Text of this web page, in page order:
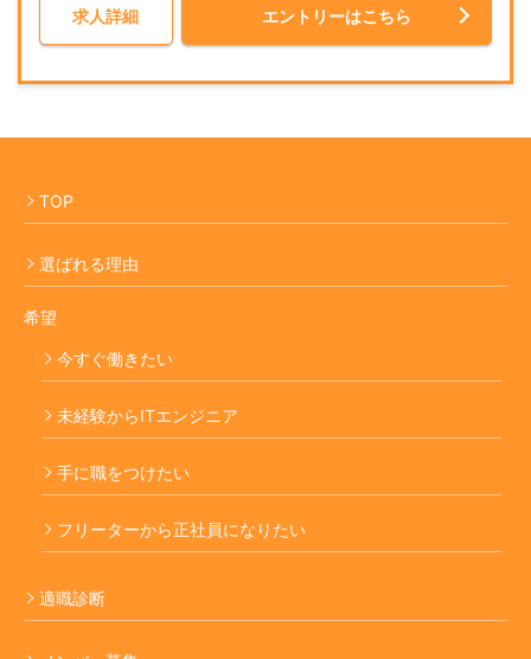
求人詳細 エントリーはこちら
TOP
選ばれる理由
希望
今すぐ働きたい
未経験からITエンジニア
手に職をつけたい
フリーターから正社員になりたい
適職診断